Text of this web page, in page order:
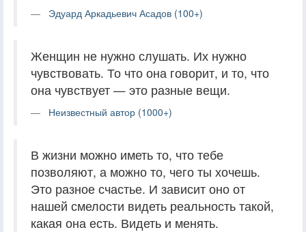
Эдуард Аркадьевич Асадов (100+)
Женщин не нужно слушать. Их нужно
чувствовать. То что она говорит, и то, что
она чувствует — это разные вещи.
Неизвестный автор (1000+)
В жизни можно иметь то, что тебе
позволяют, а можно то, чего ты хочешь.
Это разное счастье. И зависит оно от
нашей смелости видеть реальность такой,
какая она есть. Видеть и менять.